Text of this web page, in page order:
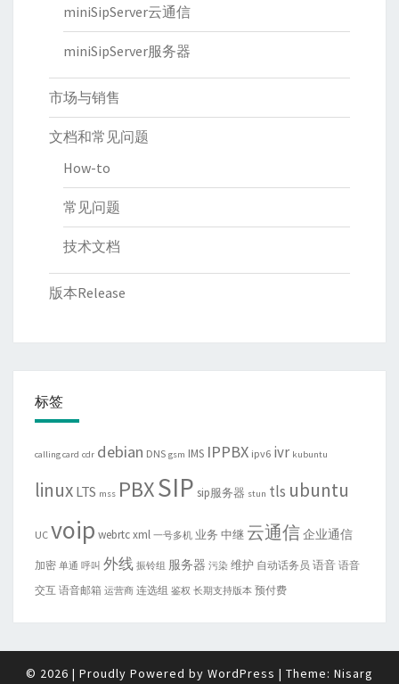
miniSipServer云通信
miniSipServer服务器
市场与销售
文档和常见问题
How-to
常见问题
技术文档
版本Release
标签
calling card cdr debian DNS gsm IMS IPPBX ipv6 ivr kubuntu
linux LTS mss PBXSIP sip服务器 stun tls ubuntu
UC voip webrtcxml 一号多机 业务 中继 云通信企业通信
加密 单通 呼叫 外线 振铃组 服务器 污染 维护 自动话务员 语音 语音
交互 语音邮箱 运营商 连选组 鉴权 长期支持版本 预付费
© 2026 | Proudly Powered by WordPress | Theme: Nisarg